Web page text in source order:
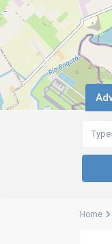
Home